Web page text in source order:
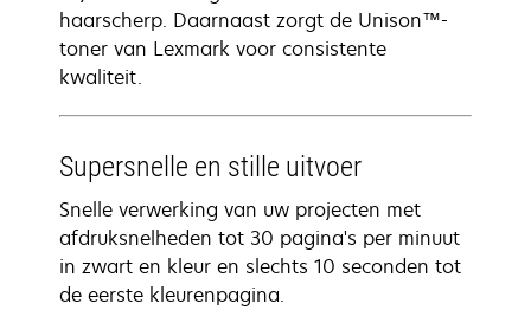
haarscherp. Daarnaast zorgt de Unison™-
toner van Lexmark voor consistente
kwaliteit.
Supersnelle en stille uitvoer
Snelle verwerking van uw projecten met
afdruksnelheden tot 30 pagina's per minuut
in zwart en kleur en slechts 10 seconden tot
de eerste kleurenpagina.